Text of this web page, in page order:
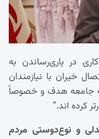
در یاری‌رساندن به
خیران با نیازمندان
جامعه هدف و خصوصاً
کرده اند.”
و نوع‌دوستی مردم